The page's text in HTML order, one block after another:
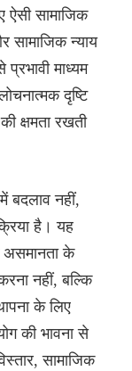
सामाजिक
सामाजिक न्याय
माध्यम
दृष्टि
क्षमता रखती
बदलाव नहीं,
है। यह
असमानता के
नहीं, बल्कि
के लिए
की भावना से
सामाजिक